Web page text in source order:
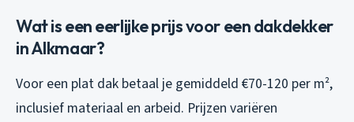
Wat is een eerlijke prijs voor een dakdekker
in Alkmaar?
Voor een plat dak betaal je gemiddeld €70-120 per m²,
inclusief materiaal en arbeid. Prijzen variëren